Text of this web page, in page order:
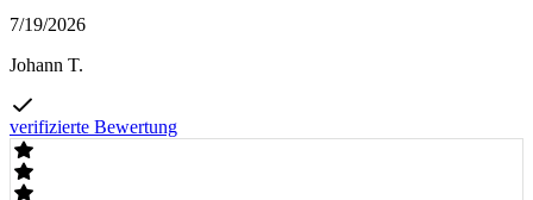
7/19/2026
Johann T.
verifizierte Bewertung